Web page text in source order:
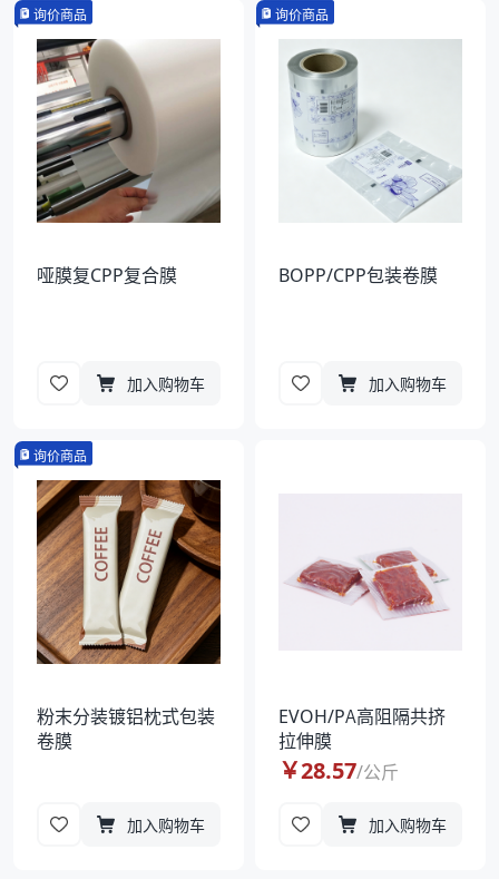
询价商品
哑膜复CPP复合膜
加入购物车
询价商品
BOPP/CPP包装卷膜
加入购物车
询价商品
粉末分装镀铝枕式包装
卷膜
加入购物车
EVOH/PA高阻隔共挤
拉伸膜
￥28.57/公斤
加入购物车